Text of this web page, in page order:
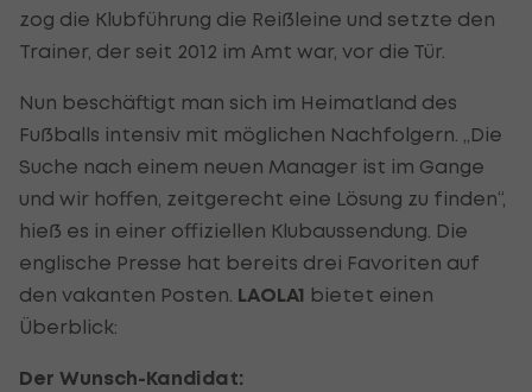
zog die Klubführung die Reißleine und setzte den
Trainer, der seit 2012 im Amt war, vor die Tür.
Nun beschäftigt man sich im Heimatland des
Fußballs intensiv mit möglichen Nachfolgern. „Die
Suche nach einem neuen Manager ist im Gange
und wir hoffen, zeitgerecht eine Lösung zu finden“,
hieß es in einer offiziellen Klubaussendung. Die
englische Presse hat bereits drei Favoriten auf
den vakanten Posten. LAOLA1 bietet einen
Überblick:
Der Wunsch-Kandidat: